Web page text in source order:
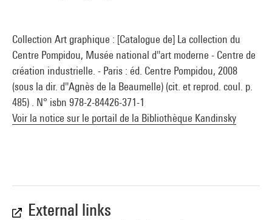
Collection Art graphique : [Catalogue de] La collection du
Centre Pompidou, Musée national d''art moderne - Centre de
création industrielle. - Paris : éd. Centre Pompidou, 2008
(sous la dir. d''Agnès de la Beaumelle) (cit. et reprod. coul. p.
485) . N° isbn 978-2-84426-371-1
Voir la notice sur le portail de la Bibliothèque Kandinsky
External links